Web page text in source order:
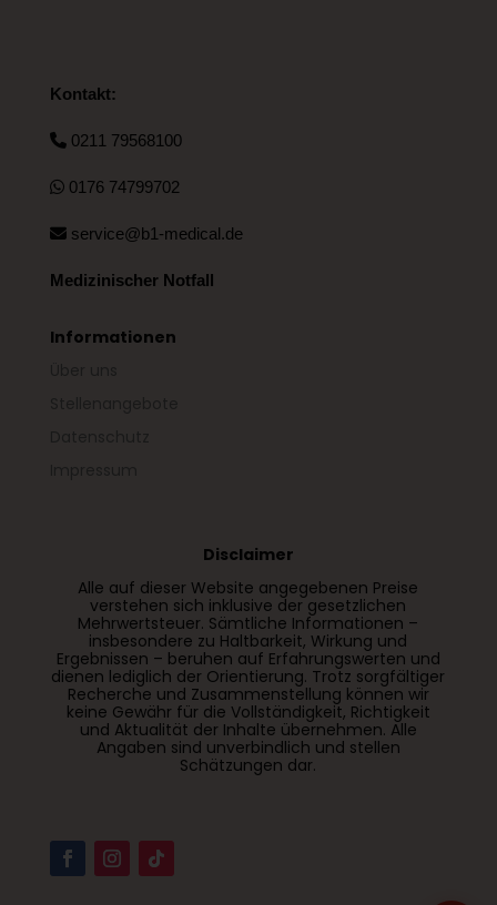
Kontakt:
0211 79568100
0176 74799702
service@b1-medical.de
Medizinischer Notfall
Informationen
Disclaimer
Alle auf dieser Website angegebenen Preise
verstehen sich inklusive der gesetzlichen
Mehrwertsteuer. Sämtliche Informationen –
insbesondere zu Haltbarkeit, Wirkung und
Ergebnissen – beruhen auf Erfahrungswerten und
dienen lediglich der Orientierung. Trotz sorgfältiger
Recherche und Zusammenstellung können wir
keine Gewähr für die Vollständigkeit, Richtigkeit
und Aktualität der Inhalte übernehmen. Alle
Angaben sind unverbindlich und stellen
Schätzungen dar.